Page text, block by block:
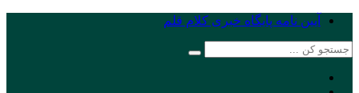
آیین نامه پایگاه خبری کلام قلم